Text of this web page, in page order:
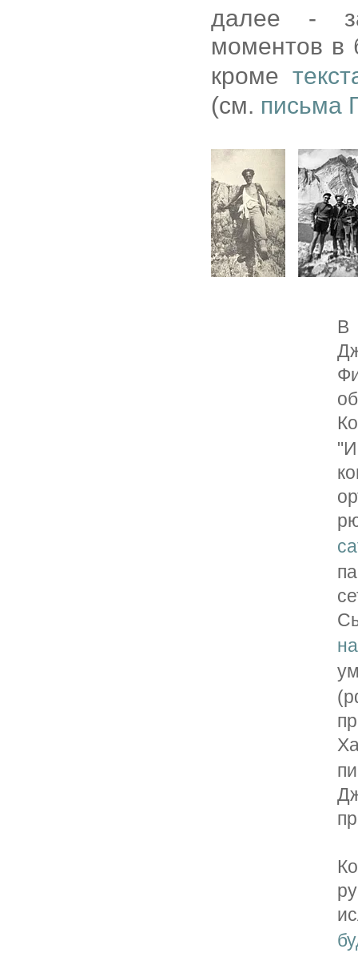
далее -
моментов в
кроме
(см. письма
В